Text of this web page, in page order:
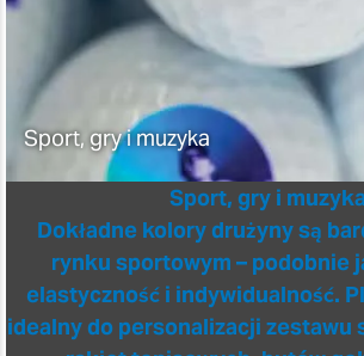
Sport, gry i muzyka
Sport, gry i muzyka
Dokładne kolory drużyny są
rynku sportowym – podobnie
elastyczność i indywidualność.
idealny do personalizacji zestawu